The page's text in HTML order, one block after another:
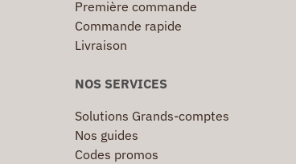
Première commande
Commande rapide
Livraison
NOS SERVICES
Solutions Grands-comptes
Nos guides
Codes promos